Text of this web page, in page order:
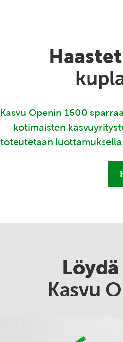
Kasvu Openin 1600
kotimaisten
toteutetaan
Kasvu